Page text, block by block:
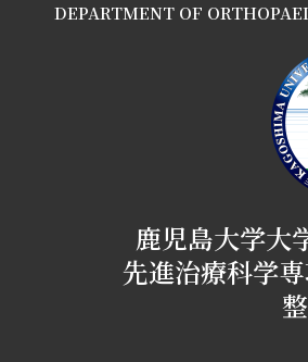
DEPARTMENT OF
鹿児島大学大
先進治療科学